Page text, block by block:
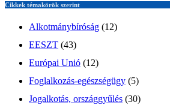
Cikkek témakörök szerint
Alkotmánybíróság (12)
EESZT (43)
Európai Unió (12)
Foglalkozás-egészségügy (5)
Jogalkotás, országgyűlés (30)